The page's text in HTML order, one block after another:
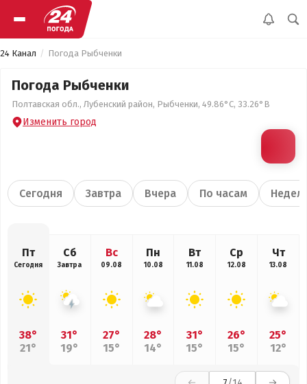
24 Канал Погода Рыбченки
Погода Рыбченки
Полтавская обл., Лубенский район, Рыбченки, 49.86°С, 33.26°В
Изменить город
Сегодня Завтра Вчера По часам
Пт
Сегодня
38°
21°
Сб
Завтра
31°
19°
Вс
09.08
27°
15°
Пн
10.08
28°
14°
Вт
11.08
31°
15°
Ср
12.08
26°
15°
Чт
13.08
25°
12°